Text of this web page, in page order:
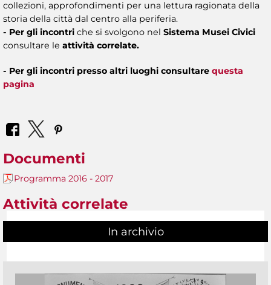
collezioni, approfondimenti per una lettura ragionata della
storia della città dal centro alla periferia.
- Per gli incontri che si svolgono nel Sistema Musei Civici
consultare le attività correlate.
- Per gli incontri presso altri luoghi consultare questa
pagina
Documenti
Programma 2016 - 2017
Attività correlate
In archivio